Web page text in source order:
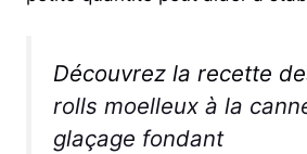
Découvrez la recette
rolls moelleux à la
glaçage fondant